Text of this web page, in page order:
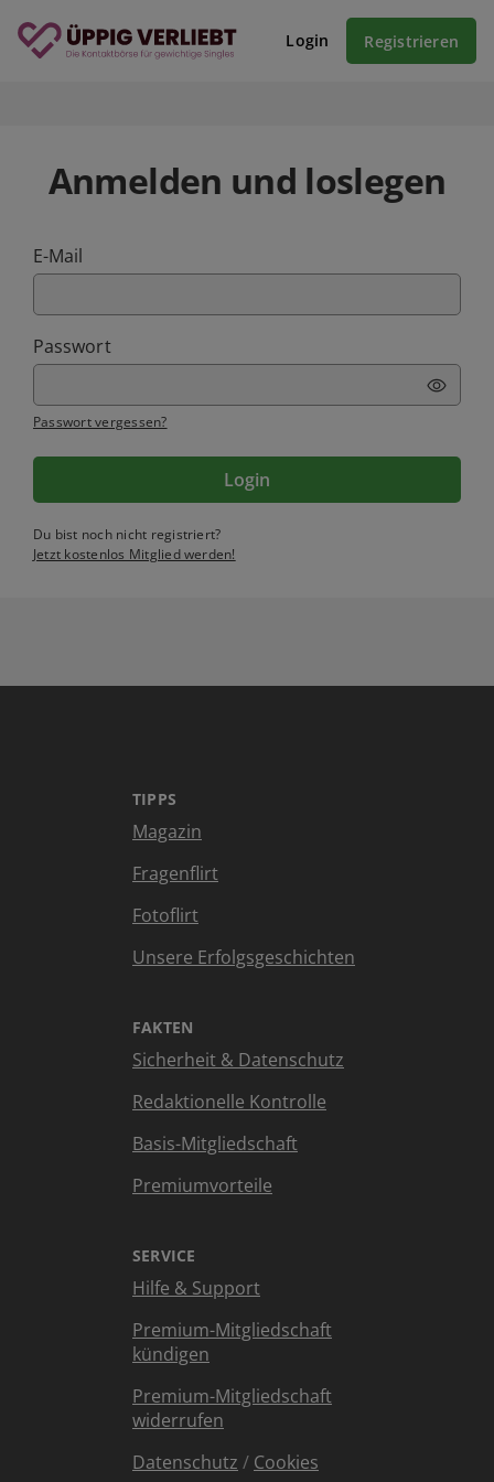
Login Registrieren
Anmelden und loslegen
E-Mail
Passwort
Passwort vergessen?
Login
Du bist noch nicht registriert?
Jetzt kostenlos Mitglied werden!
TIPPS
Magazin
Fragenflirt
Fotoflirt
Unsere Erfolgsgeschichten
FAKTEN
Sicherheit & Datenschutz
Redaktionelle Kontrolle
Basis-Mitgliedschaft
Premiumvorteile
SERVICE
Hilfe & Support
Premium-Mitgliedschaft
kündigen
Premium-Mitgliedschaft
widerrufen
Datenschutz / Cookies